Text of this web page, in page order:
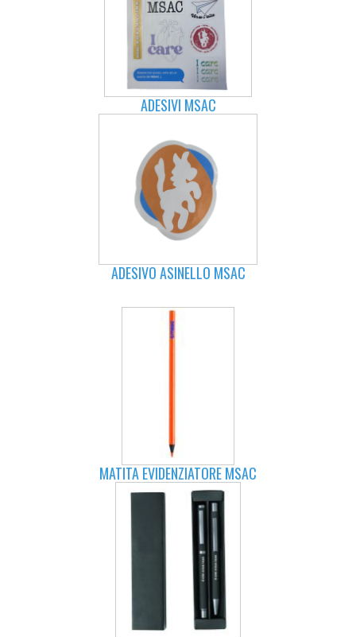
ADESIVI MSAC
ADESIVO ASINELLO MSAC
MATITA EVIDENZIATORE MSAC